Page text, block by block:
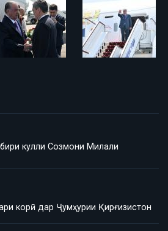
кулли Созмони Милали
корӣ дар Ҷумҳурии Қирғизистон